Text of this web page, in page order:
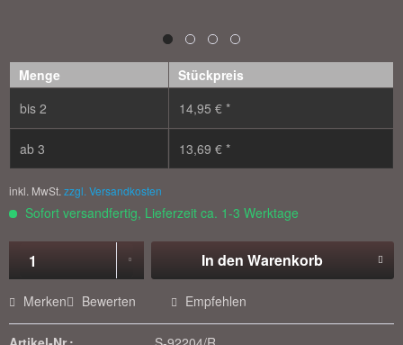
Menge
Stückpreis
bis 2 14,95 € *
ab 3 13,69 € *
inkl. MwSt. zzgl. Versandkosten
Sofort versandfertig, Lieferzeit ca. 1-3 Werktage
In den Warenkorb
Merken Bewerten Empfehlen